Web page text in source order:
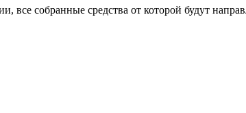
все собранные средства от которой будут